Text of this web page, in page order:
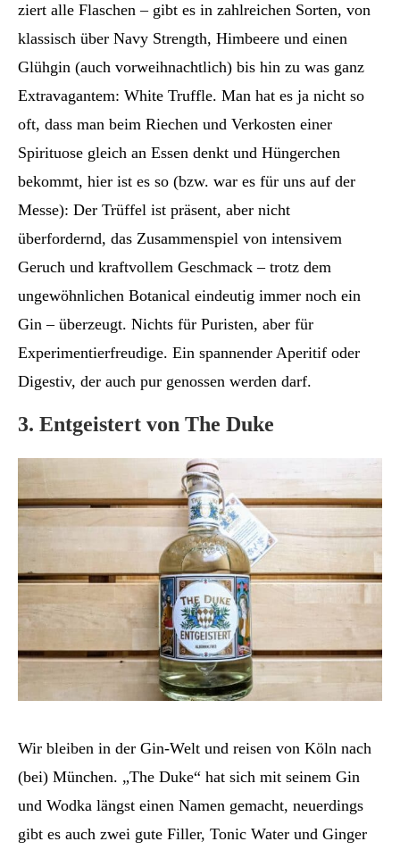
ziert alle Flaschen – gibt es in zahlreichen Sorten, von
klassisch über Navy Strength, Himbeere und einen
Glühgin (auch vorweihnachtlich) bis hin zu was ganz
Extravagantem: White Truffle. Man hat es ja nicht so
oft, dass man beim Riechen und Verkosten einer
Spirituose gleich an Essen denkt und Hüngerchen
bekommt, hier ist es so (bzw. war es für uns auf der
Messe): Der Trüffel ist präsent, aber nicht
überfordernd, das Zusammenspiel von intensivem
Geruch und kraftvollem Geschmack – trotz dem
ungewöhnlichen Botanical eindeutig immer noch ein
Gin – überzeugt. Nichts für Puristen, aber für
Experimentierfreudige. Ein spannender Aperitif oder
Digestiv, der auch pur genossen werden darf.
3. Entgeistert von The Duke
Wir bleiben in der Gin-Welt und reisen von Köln nach
(bei) München. „The Duke“ hat sich mit seinem Gin
und Wodka längst einen Namen gemacht, neuerdings
gibt es auch zwei gute Filler, Tonic Water und Ginger